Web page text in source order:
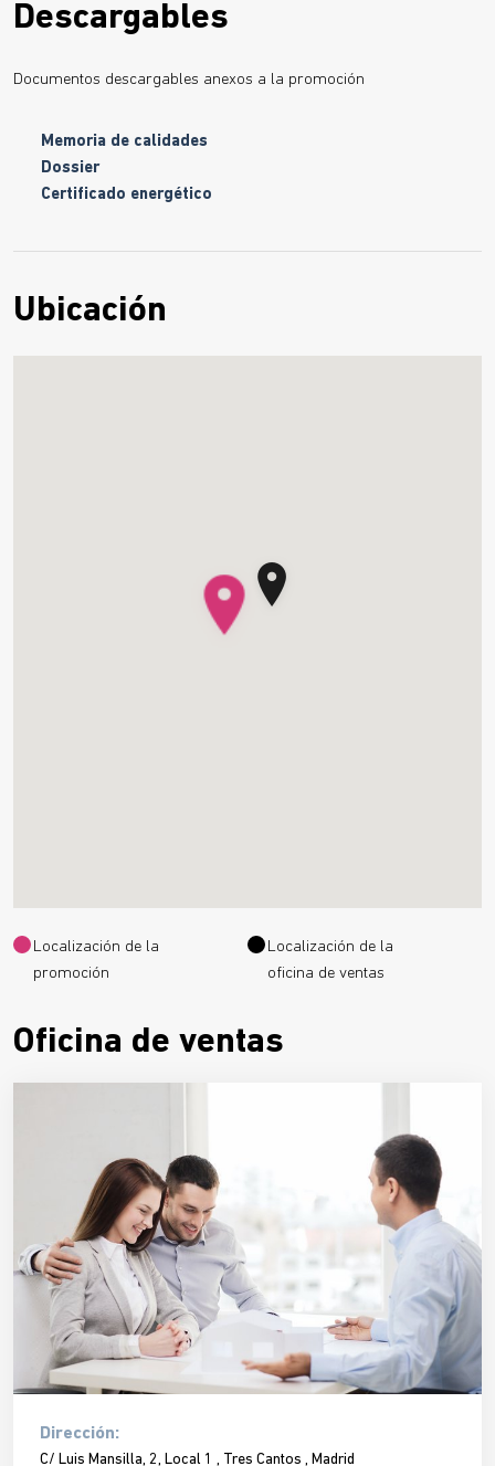
Descargables
Documentos descargables anexos a la promoción
Memoria de calidades
Dossier
Certificado energético
Ubicación
Localización de la
promoción
Localización de la
oficina de ventas
Oficina de ventas
Dirección:
C/ Luis Mansilla, 2, Local 1 , Tres Cantos , Madrid